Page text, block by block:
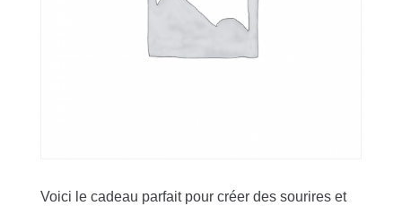
Voici le cadeau parfait pour créer des sourires et